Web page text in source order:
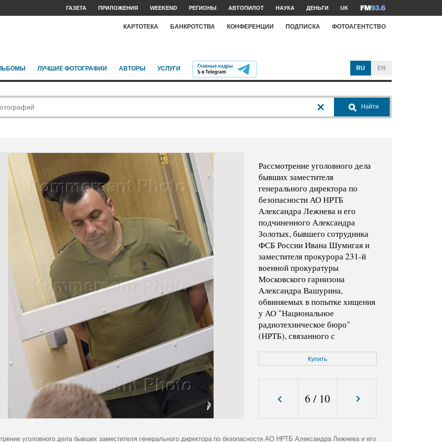
ГАЗЕТА ПРИЛОЖЕНИЯ WEEKEND РЕГИОНЫ АВТОПИЛОТ НАУКА ДЕНЬГИ UK
КАРТОТЕКА БАНКРОТСТВА КОНФЕРЕНЦИИ ПОДПИСКА ФОТОАГЕНТСТВО
ЛУЧШИЕ ФОТОГРАФИИ АВТОРЫ УСЛУГИ RU EN
Найти
Рассмотрение уголовного дела
бывших заместителя
генерального директора по
безопасности АО НРТБ
Александра Лежнева и его
подчиненного Александра
Золотых, бывшего сотрудника
ФСБ России Ивана Шумигая и
заместителя прокурора 231-й
военной прокуратуры
Московского гарнизона
Александра Вашурина,
обвиняемых в попытке хищения
у АО "Национальное
радиотехническое бюро"
(НРТБ), связанного с
оборонного заказа (ГОЗ), около
Размер фото (пикс.): 1932x2494
Купить
6 / 10
уголовного дела бывших заместителя генерального директора по безопасности АО НРТБ Александра Лежнева и его